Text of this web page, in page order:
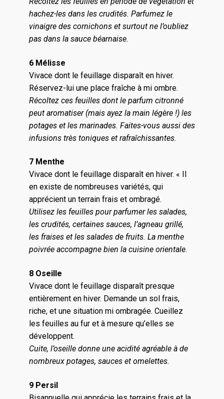
hachez-les dans les crudités. Parfumez le
vinaigre des cornichons et surtout ne l’oubliez
pas dans la sauce béarnaise.
6 Mélisse
Vivace dont le feuillage disparaît en hiver.
Réservez-lui une place fraîche à mi ombre.
Récoltez ces feuilles dont le parfum citronné
peut aromatiser (mais ayez la main légère !) les
potages et les marinades. Faites-vous aussi des
infusions très toniques et rafraîchissantes.
7 Menthe
Vivace dont le feuillage disparaît en hiver. « Il
en existe de nombreuses variétés, qui
apprécient un terrain frais et ombragé.
Utilisez les feuilles pour parfumer les salades,
les crudités, certaines sauces, l’agneau grillé,
les fraises et les salades de fruits. La menthe
poivrée accompagne bien la cuisine orientale.
8 Oseille
Vivace dont le feuillage disparaît presque
entièrement en hiver. Demande un sol frais,
riche, et une situation mi ombragée. Cueillez
les feuilles au fur et à mesure qu’elles se
développent.
Cuite, l’oseille donne une acidité agréable à de
nombreux potages, sauces et omelettes.
9 Persil